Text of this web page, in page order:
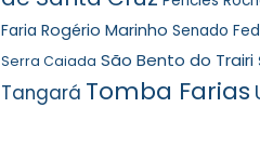
Faria Rogério Marinho Senado
Serra Caiada São Bento do Trairi
Tangará Tomba Farias